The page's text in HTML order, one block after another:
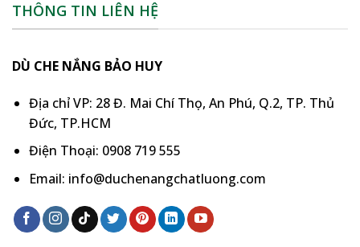
THÔNG TIN LIÊN HỆ
DÙ CHE NẮNG BẢO HUY
Địa chỉ VP: 28 Đ. Mai Chí Thọ, An Phú, Q.2, TP. Thủ
Đức, TP.HCM
Điện Thoại: 0908 719 555
Email: info@duchenangchatluong.com